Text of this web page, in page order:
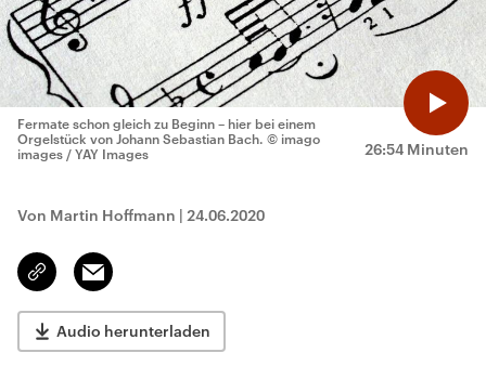
26:54 Minuten
Fermate schon gleich zu Beginn – hier bei einem
Orgelstück von Johann Sebastian Bach. © imago
images / YAY Images
Von Martin Hoffmann | 24.06.2020
Link
kopieren/teilen
Email
Audio herunterladen